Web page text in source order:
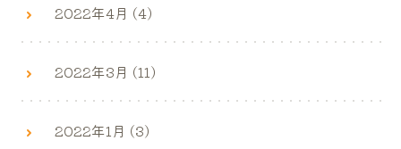
2022年4月 (4)
2022年3月 (11)
2022年1月 (3)